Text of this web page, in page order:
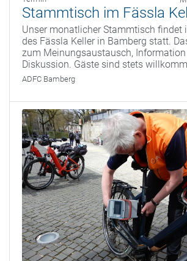
Stammtisch im Fässla
Unser monatlicher Stammtisch findet
des Fässla Keller in Bamberg statt.
zum Meinungsaustausch, Information
Diskussion. Gäste sind stets
ADFC Bamberg